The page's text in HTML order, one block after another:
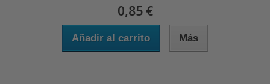
0,85 €
Añadir al carrito Más